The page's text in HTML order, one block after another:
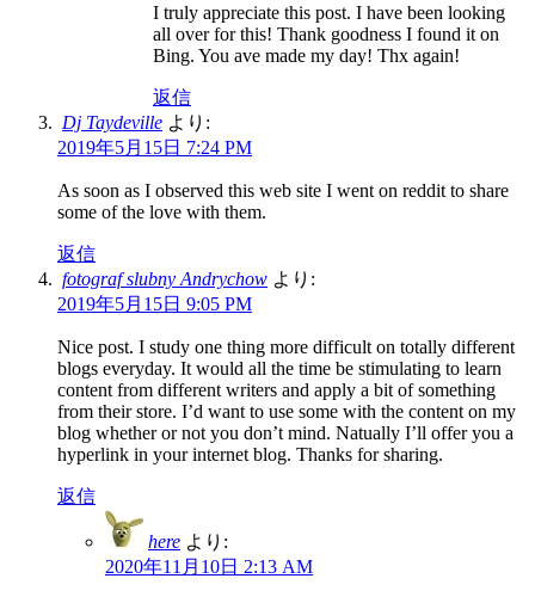
I truly appreciate this post. I have been looking
all over for this! Thank goodness I found it on
Bing. You ave made my day! Thx again!
返信
Dj Taydeville より:
2019年5月15日 7:24 PM
As soon as I observed this web site I went on reddit to share
some of the love with them.
返信
fotograf slubny Andrychow より:
2019年5月15日 9:05 PM
Nice post. I study one thing more difficult on totally different
blogs everyday. It would all the time be stimulating to learn
content from different writers and apply a bit of something
from their store. I’d want to use some with the content on my
blog whether or not you don’t mind. Natually I’ll offer you a
hyperlink in your internet blog. Thanks for sharing.
返信
here より:
2020年11月10日 2:13 AM